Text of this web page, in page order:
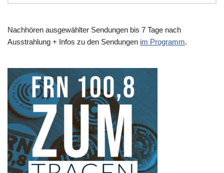
Nachhören ausgewählter Sendungen bis 7 Tage nach
Ausstrahlung + Infos zu den Sendungen im Programm.